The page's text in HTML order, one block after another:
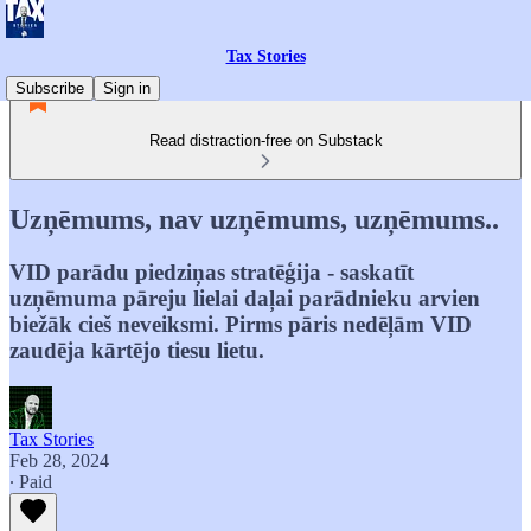
Tax Stories
Subscribe
Sign in
Read distraction-free on Substack
Uzņēmums, nav uzņēmums, uzņēmums..
VID parādu piedziņas stratēģija - saskatīt
uzņēmuma pāreju lielai daļai parādnieku arvien
biežāk cieš neveiksmi. Pirms pāris nedēļām VID
zaudēja kārtējo tiesu lietu.
Tax Stories
Feb 28, 2024
∙ Paid